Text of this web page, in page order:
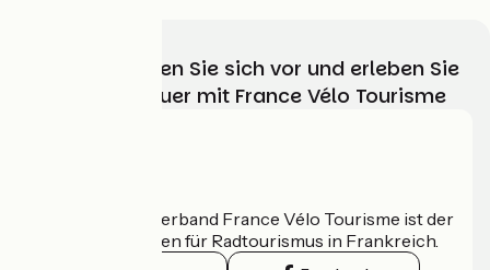
Wählen, bereiten Sie sich vor und erleben Sie
Ihr Radabenteuer mit France Vélo Tourisme
Der nationale Verband France Vélo Tourisme ist der
offizielle Leitfaden für Radtourismus in Frankreich.